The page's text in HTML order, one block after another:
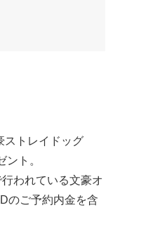
ストレイドッグ
ト。
われている文豪オ
のご予約内金を含